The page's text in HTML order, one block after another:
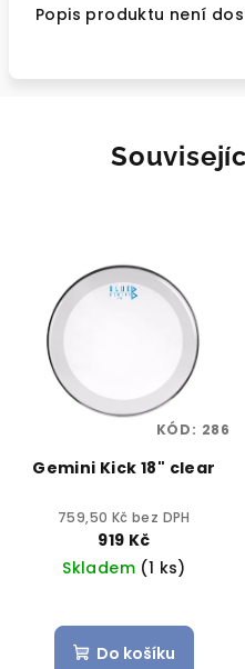
Popis produktu není
Gemini Kick 18" clear
759,50 Kč bez DPH
919 Kč
Skladem (1 ks)
Do košíku
KÓD: 286